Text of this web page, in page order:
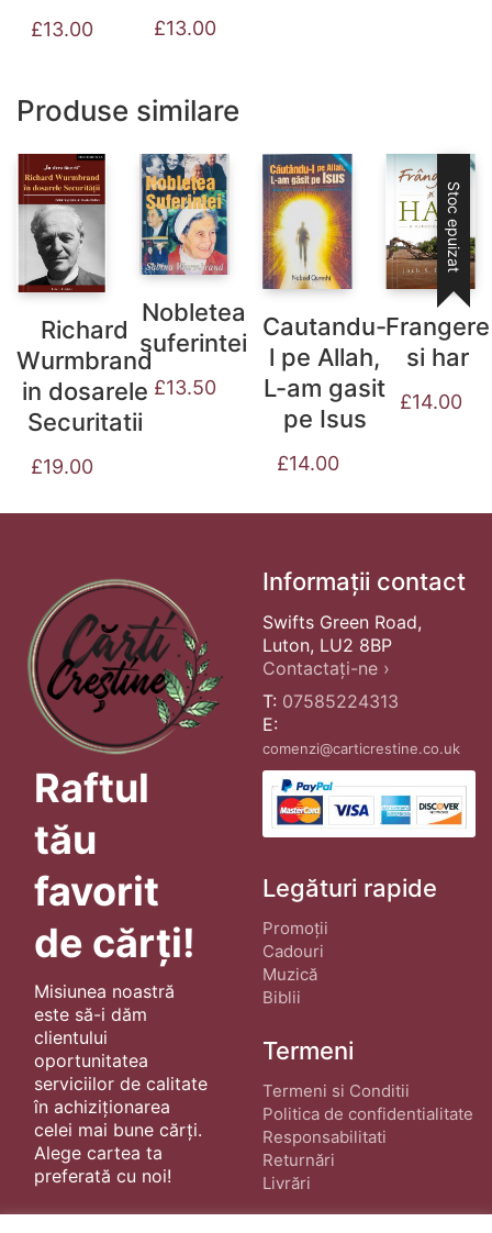
£13.00 £13.00
Produse similare
Richard
Wurmbrand
in dosarele
Securitatii
£19.00
Nobletea
suferintei
£13.50
Cautandu-
l pe Allah,
L-am gasit
pe Isus
£14.00
Stoc epuizat
Frangere
si har
£14.00
Raftul
tău
favorit
de cărți!
Misiunea noastră
este să-i dăm
clientului
oportunitatea
serviciilor de calitate
în achiziționarea
celei mai bune cărți.
Alege cartea ta
preferată cu noi!
Informații contact
Swifts Green Road,
Luton, LU2 8BP
Contactați-ne ›
T: 07585224313
E:
comenzi@carticrestine.co.uk
Legături rapide
Promoții
Cadouri
Muzică
Biblii
Termeni
Termeni si Conditii
Politica de confidentialitate
Responsabilitati
Returnări
Livrări